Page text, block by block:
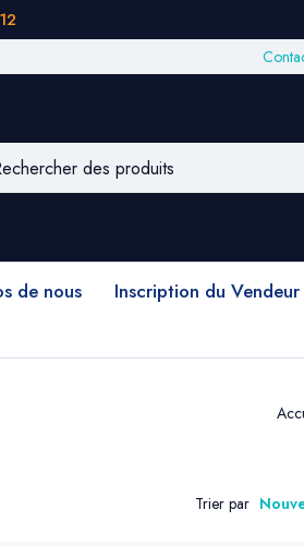
de nous
Inscription du Vendeur
Trier par